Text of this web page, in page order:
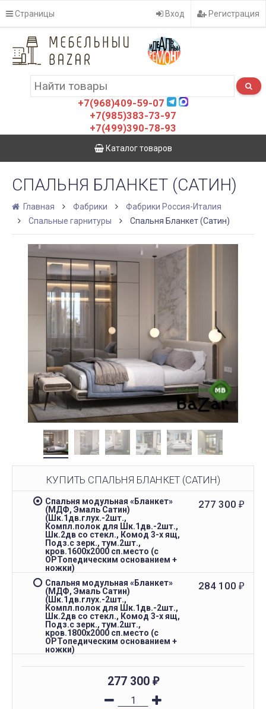
Страницы Вход Регистрация
+7(968)409-59-07
+7(985)383-73-97
+7(499)390-78-93
Каталог товаров
СПАЛЬНЯ БЛАНКЕТ (САТИН)
Главная Фабрики
Фабрики Россия-Италия
Спальные гарнитуры
Спальня Бланкет (Сатин)
КУПИТЬ СПАЛЬНЯ БЛАНКЕТ (САТИН)
Спальня модульная «Бланкет»
(МДФ, Эмаль Сатин)
(Шк.1дв.глух.-2шт.,
Компл.полок для Шк.1дв.-2шт.,
Шк.2дв со стекл., Комод 3-х ящ,
Подз.с зерк., тум.2шт.,
кров.1600х2000 сп.место (с
ОРТопедическим основанием +
ножки)
277 300 ₽
Спальня модульная «Бланкет»
(МДФ, Эмаль Сатин)
(Шк.1дв.глух.-2шт.,
Компл.полок для Шк.1дв.-2шт.,
Шк.2дв со стекл., Комод 3-х ящ,
Подз.с зерк., тум.2шт.,
кров.1800х2000 сп.место (с
ОРТопедическим основанием +
ножки)
284 100 ₽
277 300 ₽